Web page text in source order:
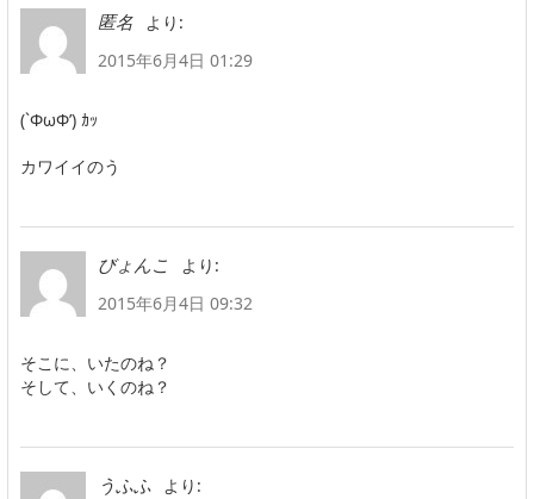
匿名
より:
2015年6月4日 01:29
(`ФωФ’) ｶｯ
カワイイのう
びょんこ
より:
2015年6月4日 09:32
そこに、いたのね？
そして、いくのね？
うふふ
より: